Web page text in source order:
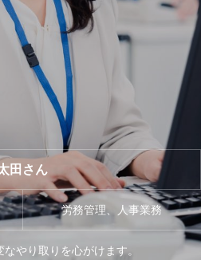
で世界を変えていく。
問い合わせ
田さん
労務管理、人事業務
やり取りを心がけます。